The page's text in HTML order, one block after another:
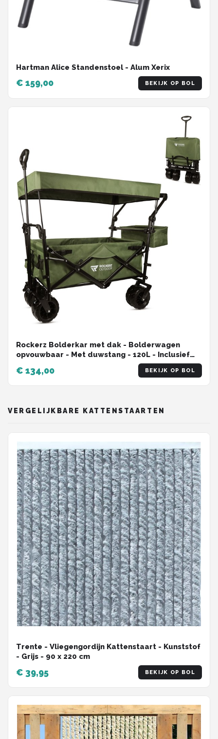
Hartman Alice Standenstoel - Alum Xerix
€ 159,00 BEKIJK OP BOL
Rockerz Bolderkar met dak - Bolderwagen
opvouwbaar - Met duwstang - 120L - Inclusief
veiligheidsriemen - Handige opbergvakken -
Groen
€ 134,00 BEKIJK OP BOL
VERGELIJKBARE KATTENSTAARTEN
Trente - Vliegengordijn Kattenstaart - Kunststof
- Grijs - 90 x 220 cm
€ 39,95 BEKIJK OP BOL